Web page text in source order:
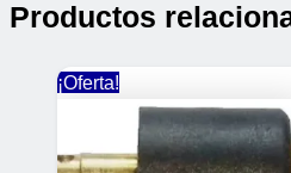
Productos
¡Oferta!